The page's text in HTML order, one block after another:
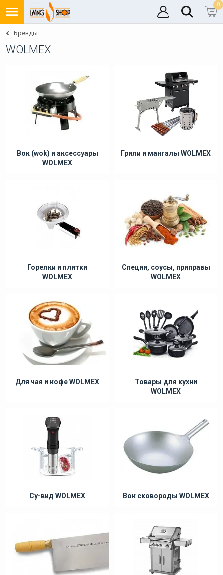
0
Бренды
WOLMEX
Вок (wok) и аксессуары
WOLMEX
Грили и мангалы WOLMEX
Горелки и плитки
WOLMEX
Специи, соусы, приправы
WOLMEX
Для чая и кофе WOLMEX
Товары для кухни
WOLMEX
Су-вид WOLMEX Вок сковороды WOLMEX